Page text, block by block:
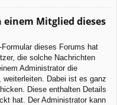
einem Mitglied dieses
dieses Forums hat
die solche Nachrichten
Administrator die
Dabei ist es ganz
Diese enthalten Details
hat. Der Administrator kann